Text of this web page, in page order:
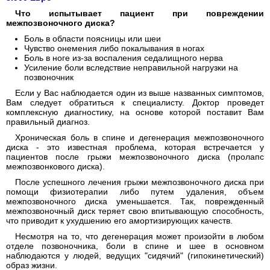
Что испытывает пациент при повреждении
межпозвоночного диска?
Боль в области поясницы или шеи
Чувство онемения либо покалывания в ногах
Боль в ноге из-за воспаления седалищного нерва
Усиление боли вследствие неправильной нагрузки на
позвоночник
Если у Вас наблюдается один из выше названных симптомов,
Вам следует обратиться к специалисту. Доктор проведет
комплексную диагностику, на основе которой поставит Вам
правильный диагноз.
Хроническая боль в спине и дегенерация межпозвоночного
диска - это известная проблема, которая встречается у
пациентов после грыжи межпозвоночного диска (пролапс
межпозвонкового диска).
После успешного лечения грыжи межпозвоночного диска при
помощи физиотерапии либо путем удаления, объем
межпозвоночного диска уменьшается. Так, поврежденный
межпозвоночный диск теряет свою впитывающую способность,
что приводит к ухудшению его амортизирующих качеств.
Несмотря на то, что дегенерация может произойти в любом
отделе позвоночника, боли в спине и шее в основном
наблюдаются у людей, ведущих "сидячий" (гипокинетический)
образ жизни.